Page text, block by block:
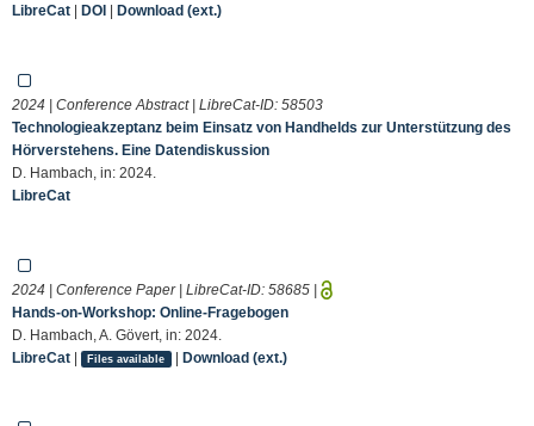
LibreCat | DOI | Download (ext.)
2024 | Conference Abstract | LibreCat-ID: 58503
Technologieakzeptanz beim Einsatz von Handhelds zur Unterstützung des
Hörverstehens. Eine Datendiskussion
D. Hambach, in: 2024.
LibreCat
2024 | Conference Paper | LibreCat-ID: 58685 |
Hands‐on‐Workshop: Online‐Fragebogen
D. Hambach, A. Gövert, in: 2024.
LibreCat | Files available | Download (ext.)